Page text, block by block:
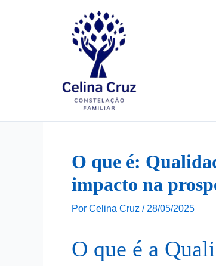
O que é:
impacto na
Por Celina Cruz / 28/05/2025
O que é a